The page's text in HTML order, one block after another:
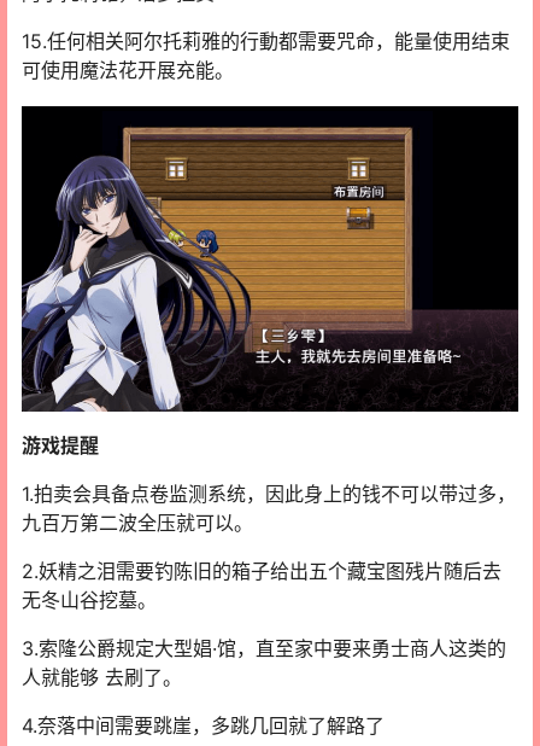
15.任何相关阿尔托莉雅的行動都需要咒命，能量使用结束
可使用魔法花开展充能。
游戏提醒
1.拍卖会具备点卷监测系统，因此身上的钱不可以带过多，
九百万第二波全压就可以。
2.妖精之泪需要钓陈旧的箱子给出五个藏宝图残片随后去
无冬山谷挖墓。
3.索隆公爵规定大型娼·馆，直至家中要来勇士商人这类的
人就能够 去刷了。
4.奈落中间需要跳崖，多跳几回就了解路了